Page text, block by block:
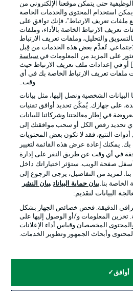
الإخطارات القانونية
الوظائف
تواصل معنا
حتى يتمكن موقعنا الإلكتروني من
استخدام المحتوى والخدمات الخاصة
ملفات تعريف الارتباط"، فإنك توافق على
تعريف الارتباط الخاصة بالأداء، وملفات
والتحليل، وملفات تعريف الارتباط
تُقدَّم بعض هذه الخدمات من قِبل
على المزيد من المعلومات في سياسة
] أو في إعدادات ملف تعريف الارتباط حيث
ملفات تعريف الارتباط الخاصة بك في أي
وقت..
البيانات الشخصية ونصل إليها، مثل بيانات
على جهازك. يُمكّن تحديد أوافق تقنيات
في إطار معالجتنا وشركائنا للبيانات
تحديد رفض الكل أو سحب موافقتك إلى
أدوات التتبع، فقد لا تكون بعض المحتويات
بك. يمكنك إعادة عرض هذه القائمة لتغيير
في أي وقت عن طريق النقر على إدارة
أسفل صفحة الويب. ستؤثر اختياراتك داخل
بنا. لمزيد من التفاصيل، يرجى الرجوع إلى
بنا.بيان حماية البيانات بيان النشر
البيانات لتقديم:
الدقيقة. فحص خصائص الجهاز بشكل
تخزين المعلومات و/أو الوصول إليها على
والمحتوى المخصصان وقياس أداء الإعلانات
وأبحاث الجمهور وتطوير الخدمات.
أوافق